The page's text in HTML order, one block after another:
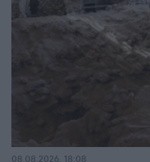
08.08.2026, 18:08